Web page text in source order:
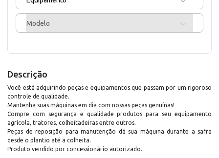
Modelo
Descrição
Você está adquirindo peças e equipamentos que passam por um rigoroso
controle de qualidade.
Mantenha suas máquinas em dia com nossas peças genuínas!
Compre com segurança e qualidade produtos para seu equipamento
agrícola, tratores, colheitadeiras entre outros.
Peças de reposição para manutenção dá sua máquina durante a safra
desde o plantio até a colheita.
Produto vendido por concessionário autorizado.